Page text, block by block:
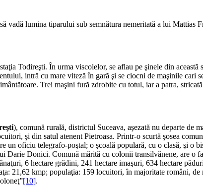
vadă lumina tiparului sub semnătura nemeritată a lui Mattias
Todireşti. În urma viscolelor, se aflau pe şinele din
intră cu mare viteză în gară şi se ciocni de maşinile cari
Trei maşini fură zdrobite cu totul, iar a patra,
), comună rurală, districtul Suceava, aşezată nu departe de
şi din satul atenent Pietroasa. Printr-o scurtă şosea
un oficiu telegrafo-poştal; o şcoală populară, cu o clasă, şi
Darie Donici. Comună mărită cu colonii transilvănene, are o
6 hectare grădini, 241 hectare imaşuri, 634 hectare
21,62 kmp; populaţia: 159 locuitori, în majoritate români,
[10].